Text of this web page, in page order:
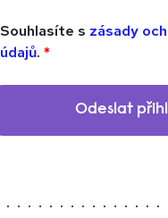
Souhlasíte s zásady
údajů.
Odeslat